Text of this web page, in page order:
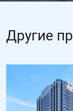
Другие